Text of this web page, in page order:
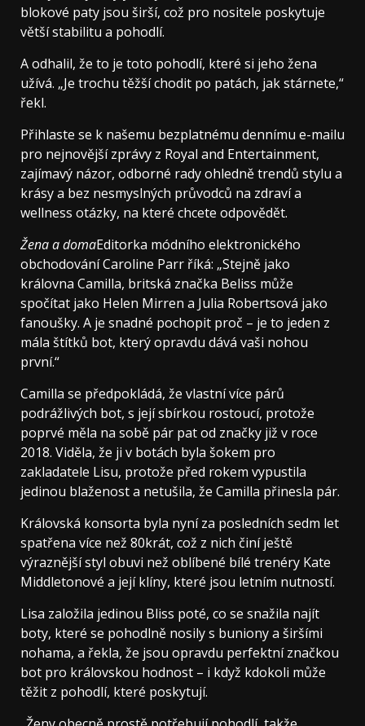
blokové paty jsou širší, což pro nositele poskytuje
větší stabilitu a pohodlí.
A odhalil, že to je toto pohodlí, které si jeho žena
užívá. „Je trochu těžší chodit po patách, jak stárnete,“
řekl.
Přihlaste se k našemu bezplatnému dennímu e-mailu
pro nejnovější zprávy z Royal and Entertainment,
zajímavý názor, odborné rady ohledně trendů stylu a
krásy a bez nesmyslných průvodců na zdraví a
wellness otázky, na které chcete odpovědět.
Žena a domaEditorka módního elektronického
obchodování Caroline Parr říká: „Stejně jako
královna Camilla, britská značka Beliss může
spočítat jako Helen Mirren a Julia Robertsová jako
fanoušky. A je snadné pochopit proč – je to jeden z
mála štítků bot, který opravdu dává vaši nohou
první.“
Camilla se předpokládá, že vlastní více párů
podrážlivých bot, s její sbírkou rostoucí, protože
poprvé měla na sobě pár pat od značky již v roce
2018. Viděla, že ji v botách byla šokem pro
zakladatele Lisu, protože před rokem vypustila
jedinou blaženost a netušila, že Camilla přinesla pár.
Královská konsorta byla nyní za posledních sedm let
spatřena více než 80krát, což z nich činí ještě
výraznější styl obuvi než oblíbené bílé trenéry Kate
Middletonové a její klíny, které jsou letním nutností.
Lisa založila jedinou Bliss poté, co se snažila najít
boty, které se pohodlně nosily s buniony a širšími
nohama, a řekla, že jsou opravdu perfektní značkou
bot pro královskou hodnost – i když kdokoli může
těžit z pohodlí, které poskytují.